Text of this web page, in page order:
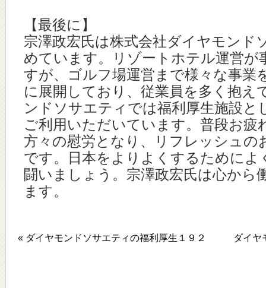
【最後に】
宗澤政宏氏は株式会社ダイヤモンド
めています。リゾートホテル運営が
すが、ゴルフ場運営まで様々な事業
に展開しており、従業員を多く抱え
ンドソサエティでは福利厚生施設と
ご利用いただいています。普段お疲
方々の慰労となり、リフレッシュの
です。日本をよりよくするためによ
闘いましょう。宗澤政宏氏は心から
ます。
« ダイヤモンドソサエティの福利厚生１９２ ダイヤ